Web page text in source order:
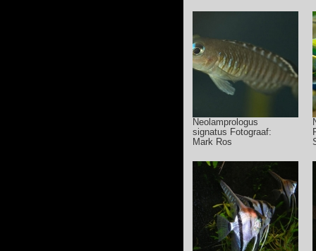
Neolamprologus
signatus Fotograaf:
Mark Ros